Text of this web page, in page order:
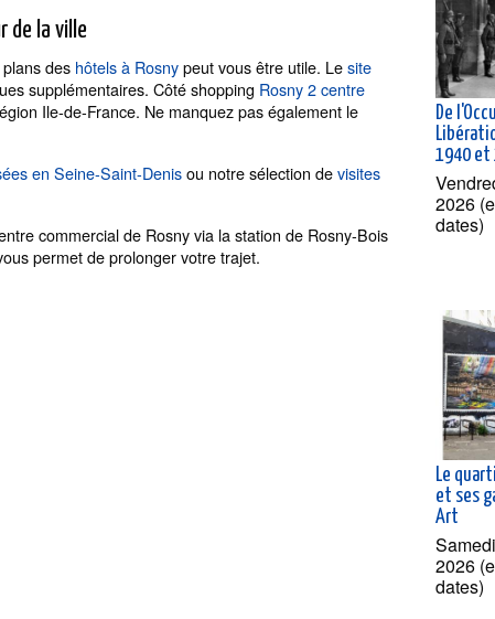
de la ville
des hôtels à Rosnypeut vous être utile. Lesite
supplémentaires. Côté shopping Rosny 2 centre
Ile-de-France. Ne manquez pas également le
en Seine-Saint-Denisou notre sélection devisites
commercial de Rosny via la station de Rosny-Bois
permet de prolonger votre trajet.
De
1940 et
2026
dates)
Le
et ses
Art
2026
dates)